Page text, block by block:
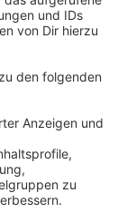
die
geben.